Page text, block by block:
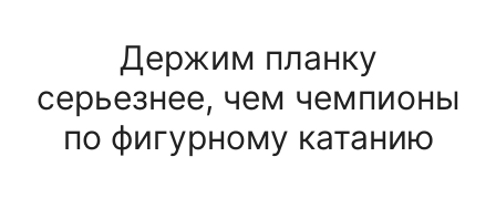
Держим планку
серьезнее, чем чемпионы
по фигурному катанию